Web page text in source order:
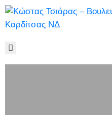
ΒΙΟΓΡΑΦΙΚΌ
ΓΡΑΦΕΊΟ